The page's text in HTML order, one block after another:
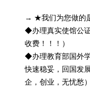
→ ★我们为您做的
◆办理真实使馆公
收费！！！）
◆办理教育部国外
快速稳妥，回国发
企，创业，无忧愁